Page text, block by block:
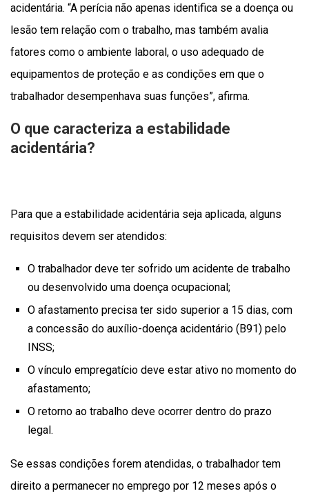
acidentária. “A perícia não apenas identifica se a doença ou
lesão tem relação com o trabalho, mas também avalia
fatores como o ambiente laboral, o uso adequado de
equipamentos de proteção e as condições em que o
trabalhador desempenhava suas funções”, afirma.
O que caracteriza a estabilidade
acidentária?
Para que a estabilidade acidentária seja aplicada, alguns
requisitos devem ser atendidos:
O trabalhador deve ter sofrido um acidente de trabalho
ou desenvolvido uma doença ocupacional;
O afastamento precisa ter sido superior a 15 dias, com
a concessão do auxílio-doença acidentário (B91) pelo
INSS;
O vínculo empregatício deve estar ativo no momento do
afastamento;
O retorno ao trabalho deve ocorrer dentro do prazo
legal.
Se essas condições forem atendidas, o trabalhador tem
direito a permanecer no emprego por 12 meses após o